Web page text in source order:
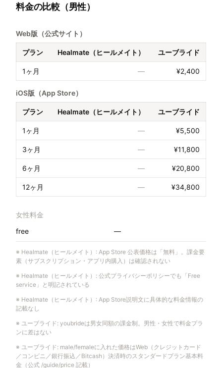
料金の比較（男性）
Web版（公式サイト）
プラン Healmate（ヒールメイト） ユーブライド
1ヶ月 — ¥2,400
iOS版（App Store）
プラン Healmate（ヒールメイト） ユーブライド
1ヶ月 — ¥5,500
3ヶ月 — ¥11,800
6ヶ月 — ¥20,800
12ヶ月 — ¥34,800
女性料金
free
—
※ Healmate（ヒールメイト） : App Store 公表価格は「無料」。課金要
素（サブスクリプション・アプリ内購入）は確認されない
※ Healmate（ヒールメイト） : 公式プライバシーポリシーでも「Free
service」と明記されている
※ Healmate（ヒールメイト） : App Store説明文に具体的な料金情報の
記載なし
※ ユーブライド : youbrideは男女同額の課金制。男性・女性で料金プラ
ンに差はない
※ ユーブライド : male/femaleに入れた価格はWeb（クレジットカード
／コンビニ／銀行振込／Bitcash）決済時のスタンダードプラン基本料
金（公式 /guide/price 記載）